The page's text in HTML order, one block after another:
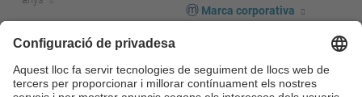
Actualitat R+D+I
La recerca a la UPC
La transferència, l'emprenedoria i
Marca corporativa
Seguretat i salut